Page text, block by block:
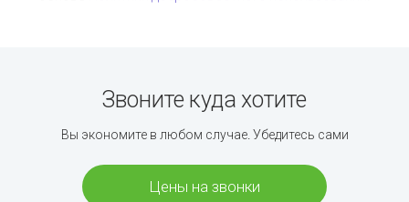
Звоните куда хотите
Вы экономите в любом случае. Убедитесь сами
Цены на звонки